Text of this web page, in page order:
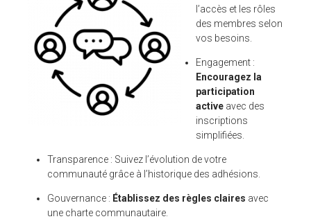
Demander une démo
Plateforme de test
ESPACE CLIENTS
+33 4 76 09 31 61
SUIVEZ-NOUS
l’accès et les rôles
des membres selon
vos besoins.
Engagement :
Encouragez la
participation
active avec des
inscriptions
simplifiées.
Transparence : Suivez l’évolution de votre
communauté grâce à l’historique des adhésions.
Gouvernance : Établissez des règles claires avec
une charte communautaire.